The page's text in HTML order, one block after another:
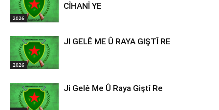
2026
CÎHANÎ YE
2026
JI GELÊ ME Û RAYA GIŞTÎ RE
Ji Gelê Me Û Raya Giştî Re